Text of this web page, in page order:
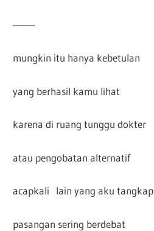
——–
mungkin itu hanya kebetulan
yang berhasil kamu lihat
karena di ruang tunggu dokter
atau pengobatan alternatif
acapkali lain yang aku tangkap
pasangan sering berdebat